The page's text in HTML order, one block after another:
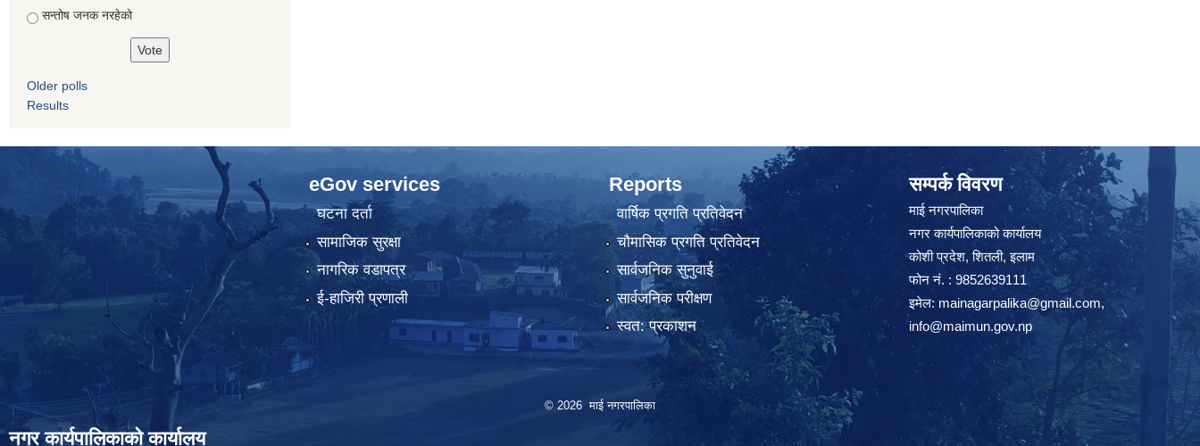
सन्तोष जनक नरहेको
Older polls
Results
eGov services
घटना दर्ता
सामाजिक सुरक्षा
नागरिक वडापत्र
ई-हाजिरी प्रणाली
Reports
वार्षिक प्रगति प्रतिवेदन
चौमासिक प्रगति प्रतिवेदन
सार्वजनिक सुनुवाई
सार्वजनिक परीक्षण
स्वत: प्रकाशन
सम्पर्क विवरण
माई नगरपालिका
नगर कार्यपालिकाको कार्यालय
कोशी प्रदेश, शितली, इलाम
फोन नं. : 9852639111
इमेल: mainagarpalika@gmail.com,
info@maimun.gov.np
© 2026 माई नगरपालिका
नगर कार्यपालिकाको कार्यालय